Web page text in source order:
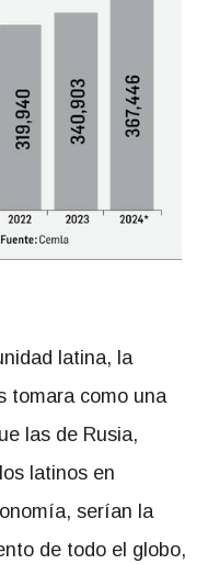
latina, la
tomara como una
las de Rusia,
latinos en
serían la
de todo el globo,